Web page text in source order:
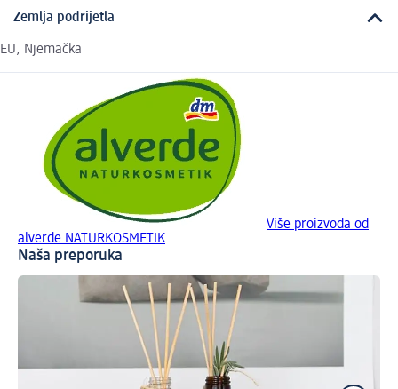
Zemlja podrijetla
EU, Njemačka
Više proizvoda od
alverde NATURKOSMETIK
Naša preporuka